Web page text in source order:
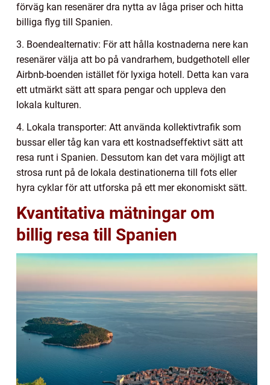
förväg kan resenärer dra nytta av låga priser och hitta
billiga flyg till Spanien.
3. Boendealternativ: För att hålla kostnaderna nere kan
resenärer välja att bo på vandrarhem, budgethotell eller
Airbnb-boenden istället för lyxiga hotell. Detta kan vara
ett utmärkt sätt att spara pengar och uppleva den
lokala kulturen.
4. Lokala transporter: Att använda kollektivtrafik som
bussar eller tåg kan vara ett kostnadseffektivt sätt att
resa runt i Spanien. Dessutom kan det vara möjligt att
strosa runt på de lokala destinationerna till fots eller
hyra cyklar för att utforska på ett mer ekonomiskt sätt.
Kvantitativa mätningar om
billig resa till Spanien